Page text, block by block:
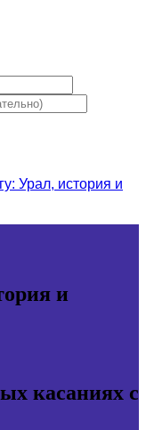
Урал, история и
и
касаниях с